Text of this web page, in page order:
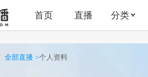
首页 直播 分类
全部直播 >个人资料